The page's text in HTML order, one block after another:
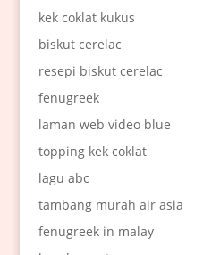
kek coklat kukus
biskut cerelac
resepi biskut cerelac
fenugreek
laman web video blue
topping kek coklat
lagu abc
tambang murah air asia
fenugreek in malay